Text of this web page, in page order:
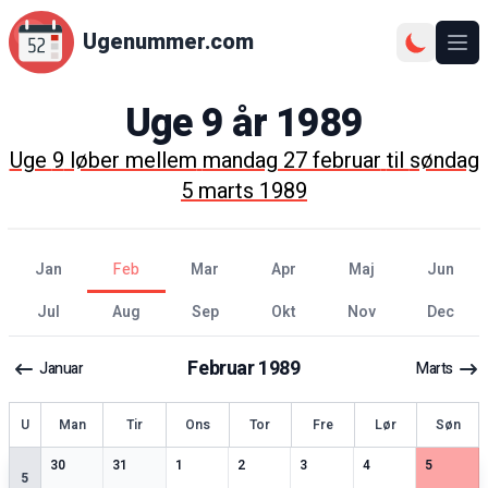
Ugenummer.com
Uge9år 1989
Uge9løber mellemmandag 27 februartilsøndag
5 marts 1989
jan feb mar apr maj
jun
jul
aug sep okt nov dec
Januar Februar1989 Marts
Uge Man Tir Ons Tor Fre Lør Søn
5
30
0særlige datoer
31
0særlige datoer
10 særlige datoer
2
0særlige datoer
3
0særlige datoer
4
0særlige datoer
5
2særlige